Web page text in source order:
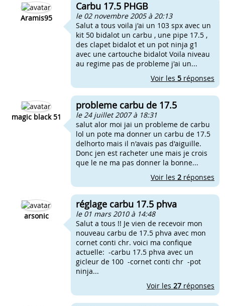
Aramis95
Carbu 17.5 PHGB
le 02 novembre 2005 à 20:13
Salut a tous voila j'ai un 103 spx avec un
kit 50 bidalot un carbu , une pipe 17.5 ,
des clapet bidalot et un pot ninja g1
avec une cartouche bidalot Voila niveau
au regime pas de probleme j'ai un...
Voir les 5 réponses
magic black 51
probleme carbu de 17.5
le 24 juillet 2007 à 18:31
salut alor moi jai un probleme de carbu
lol un pote ma donner un carbu de 17.5
delhorto mais il n'avais pas d'aiguille.
Donc jen est racheter une mais je crois
que le ne ma pas donner la bonne...
Voir les 2 réponses
arsonic
réglage carbu 17.5 phva
le 01 mars 2010 à 14:48
Salut a tous !! Je vien de recevoir mon
nouveau carbu de 17.5 phva avec mon
cornet conti chr. voici ma confique
actuelle: -carbu 17.5 phva avec un
gicleur de 100 -cornet conti chr -pot
ninja...
Voir les 27 réponses